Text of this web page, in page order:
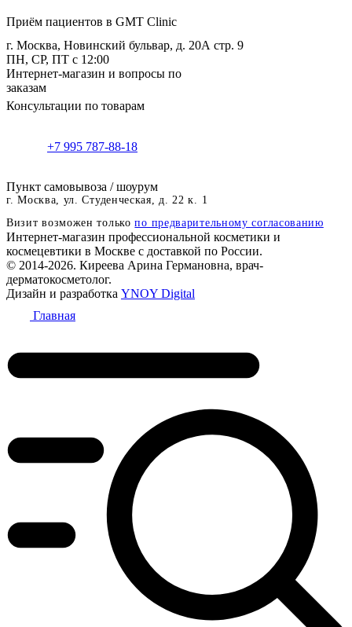
Приём пациентов в GMT Clinic
г. Москва, Новинский бульвар, д. 20А стр. 9
ПН, СР, ПТ с 12:00
Интернет-магазин и вопросы по
заказам
Консультации по товарам
+7 995 787-88-18
Пункт самовывоза / шоурум
г. Москва, ул. Студенческая, д. 22 к. 1
Визит возможен толькопо предварительному согласованию
Интернет-магазин профессиональной косметики и
космецевтики в Москве с доставкой по России.
© 2014-2026. Киреева Арина Германовна, врач-
дерматокосметолог.
Дизайн и разработка YNOY Digital
Главная